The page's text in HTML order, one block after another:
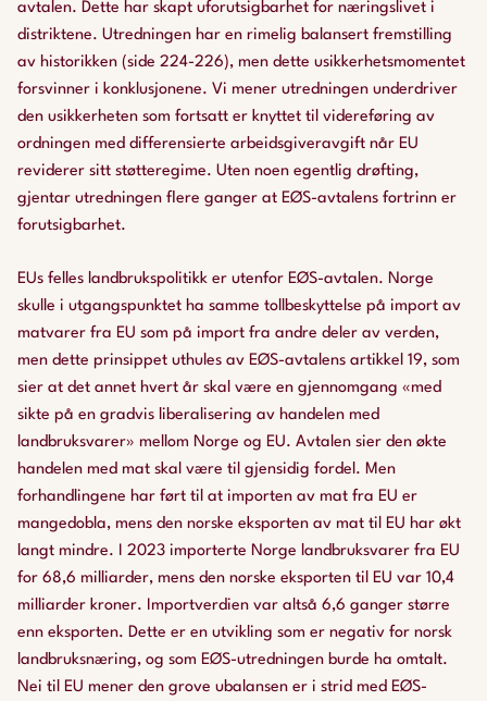
avtalen. Dette har skapt uforutsigbarhet for næringslivet i
distriktene. Utredningen har en rimelig balansert fremstilling
av historikken (side 224-226), men dette usikkerhetsmomentet
forsvinner i konklusjonene. Vi mener utredningen underdriver
den usikkerheten som fortsatt er knyttet til videreføring av
ordningen med differensierte arbeidsgiveravgift når EU
reviderer sitt støtteregime. Uten noen egentlig drøfting,
gjentar utredningen flere ganger at EØS-avtalens fortrinn er
forutsigbarhet.
EUs felles landbrukspolitikk er utenfor EØS-avtalen. Norge
skulle i utgangspunktet ha samme tollbeskyttelse på import av
matvarer fra EU som på import fra andre deler av verden,
men dette prinsippet uthules av EØS-avtalens artikkel 19, som
sier at det annet hvert år skal være en gjennomgang «med
sikte på en gradvis liberalisering av handelen med
landbruksvarer» mellom Norge og EU. Avtalen sier den økte
handelen med mat skal være til gjensidig fordel. Men
forhandlingene har ført til at importen av mat fra EU er
mangedobla, mens den norske eksporten av mat til EU har økt
langt mindre. I 2023 importerte Norge landbruksvarer fra EU
for 68,6 milliarder, mens den norske eksporten til EU var 10,4
milliarder kroner. Importverdien var altså 6,6 ganger større
enn eksporten. Dette er en utvikling som er negativ for norsk
landbruksnæring, og som EØS-utredningen burde ha omtalt.
Nei til EU mener den grove ubalansen er i strid med EØS-